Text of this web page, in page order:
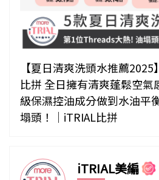
【夏日清爽洗頭水推薦
比拼 全日擁有清爽蓬鬆空氣
級保濕控油成分做到水油平
塌頭！｜iTRIAL比拼
iTRIAL美編